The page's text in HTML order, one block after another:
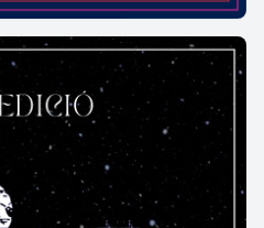
15 m llargada i 10
fina
llargada i 15 m amplada;
m llargada i 15 m